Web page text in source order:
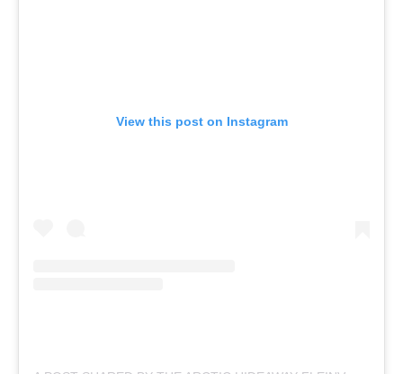
View this post on Instagram